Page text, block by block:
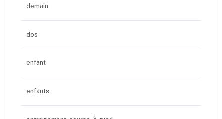
demain
dos
enfant
enfants